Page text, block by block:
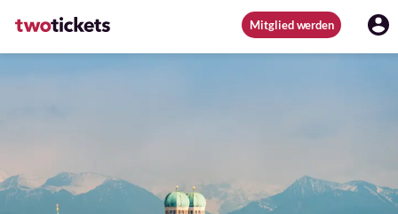
Mitglied werden